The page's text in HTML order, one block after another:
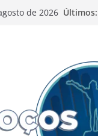
de 2026 Últimos: